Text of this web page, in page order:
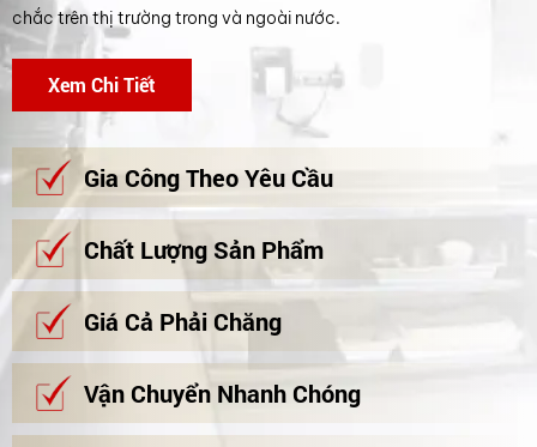
chắc trên thị trường trong và ngoài nước.
Xem Chi Tiết
Gia Công Theo Yêu Cầu
Chất Lượng Sản Phẩm
Giá Cả Phải Chăng
Vận Chuyển Nhanh Chóng